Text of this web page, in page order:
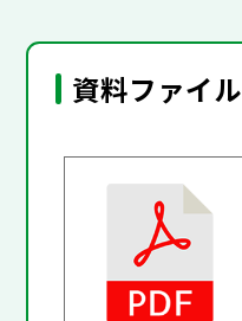
資料ファイル